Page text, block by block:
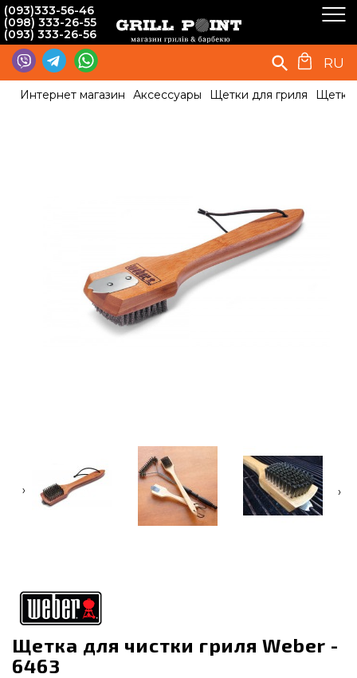
(093)333-56-46
(098) 333-26-55
(093) 333-26-56
RU
Интернет магазин Аксессуары Щетки для гриля Щетка
‹ ›
Щетка для чистки гриля Weber -
6463